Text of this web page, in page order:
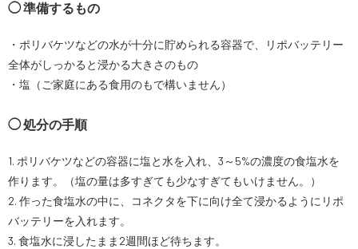
SEKIDO
コーポレートサイト
◯ 準備するもの
・ポリバケツなどの水が十分に貯められる容器で、リポバッテリー
全体がしっかると浸かる大きさのもの
・塩（ご家庭にある食用のもで構いません）
◯ 処分の手順
1. ポリバケツなどの容器に塩と水を入れ、3～5%の濃度の食塩水を
作ります。（塩の量は多すぎても少なすぎてもいけません。）
2. 作った食塩水の中に、コネクタを下に向け全て浸かるようにリポ
バッテリーを入れます。
3. 食塩水に浸したまま2週間ほど待ちます。